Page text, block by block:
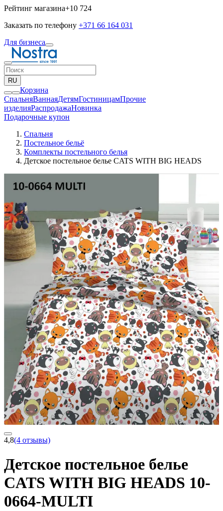
Рейтинг магазина+10 724
Заказать по телефону +371 66 164 031
Для бизнеса
RU
Корзина
СпальняВаннаяДетямГостиницамПрочие
изделияPаспродажаНовинка
Подарочные купон
Спальня
Постельное бельё
Комплекты постельного белья
Детское постельное белье CATS WITH BIG HEADS
4,8(4 отзывы)
Детское постельное белье
CATS WITH BIG HEADS 10-
0664-MULTI